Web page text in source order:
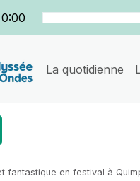
0:00
La quotidienne
fantastique en festival à